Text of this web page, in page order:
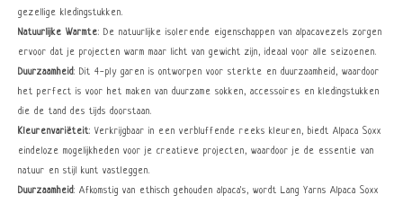
gezellige kledingstukken.
Natuurlijke Warmte: De natuurlijke isolerende eigenschappen van alpacavezels zorgen
ervoor dat je projecten warm maar licht van gewicht zijn, ideaal voor alle seizoenen.
Duurzaamheid: Dit 4-ply garen is ontworpen voor sterkte en duurzaamheid, waardoor
het perfect is voor het maken van duurzame sokken, accessoires en kledingstukken
die de tand des tijds doorstaan.
Kleurenvariëteit: Verkrijgbaar in een verbluffende reeks kleuren, biedt Alpaca Soxx
eindeloze mogelijkheden voor je creatieve projecten, waardoor je de essentie van
natuur en stijl kunt vastleggen.
Duurzaamheid: Afkomstig van ethisch gehouden alpaca's, wordt Lang Yarns Alpaca Soxx